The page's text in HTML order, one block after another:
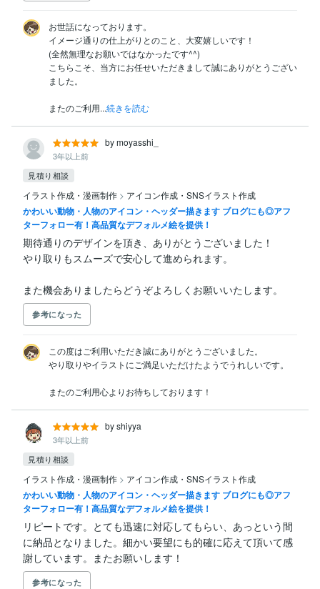
お世話になっております。
イメージ通りの仕上がりとのこと、大変嬉しいです！
(全然無理なお願いではなかったです^^)
こちらこそ、当方にお任せいただきまして誠にありがとうござい
ました。
またのご利用...続きを読む
by moyasshi_
3年以上前
見積り相談
イラスト作成・漫画制作 > アイコン作成・SNSイラスト作成
かわいい動物・人物のアイコン・ヘッダー描きます ブログにも◎アフ
ターフォロー有！高品質なデフォルメ絵を提供！
期待通りのデザインを頂き、ありがとうございました！
やり取りもスムーズで安心して進められます。
また機会ありましたらどうぞよろしくお願いいたします。
参考になった
この度はご利用いただき誠にありがとうございました。
やり取りやイラストにご満足いただけたようでうれしいです。
またのご利用心よりお待ちしております！
by shiyya
3年以上前
見積り相談
イラスト作成・漫画制作 > アイコン作成・SNSイラスト作成
かわいい動物・人物のアイコン・ヘッダー描きます ブログにも◎アフ
ターフォロー有！高品質なデフォルメ絵を提供！
リピートです。とても迅速に対応してもらい、あっという間
に納品となりました。細かい要望にも的確に応えて頂いて感
謝しています。またお願いします！
参考になった